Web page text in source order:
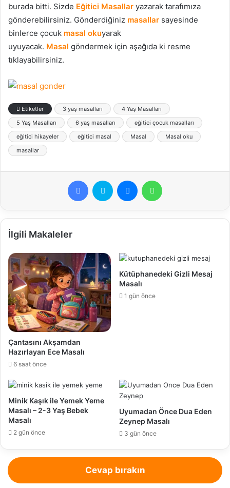
burada bitti. Sizde Eğitici Masallar yazarak tarafımıza
gönderebilirsiniz. Gönderdiğiniz masallar sayesinde
binlerce çocuk masal okuyarak
uyuyacak. Masal göndermek için aşağıda ki resme
tıklayabilirsiniz.
Etiketler 3 yaş masalları
4 Yaş Masalları
5 Yaş Masalları
6 yaş masalları
eğitici çocuk masalları
eğitici hikayeler
eğitici masal Masal
Masal oku
masallar
FacebookSkype Messenger
İlgili Makaleler
Çantasını Akşamdan
Hazırlayan Ece Masalı
6 saat önce
Kütüphanedeki Gizli Mesaj
Masalı
1 gün önce
Minik Kaşık ile Yemek Yeme
Masalı – 2-3 Yaş Bebek
Masalı
2 gün önce
Uyumadan Önce Dua Eden
Zeynep Masalı
3 gün önce
Cevap bırakın